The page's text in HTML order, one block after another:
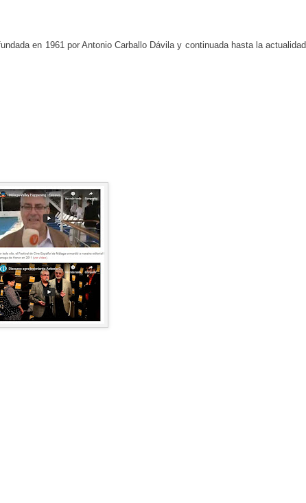
en 1961 por Antonio Carballo Dávila y continuada hasta la actualidad